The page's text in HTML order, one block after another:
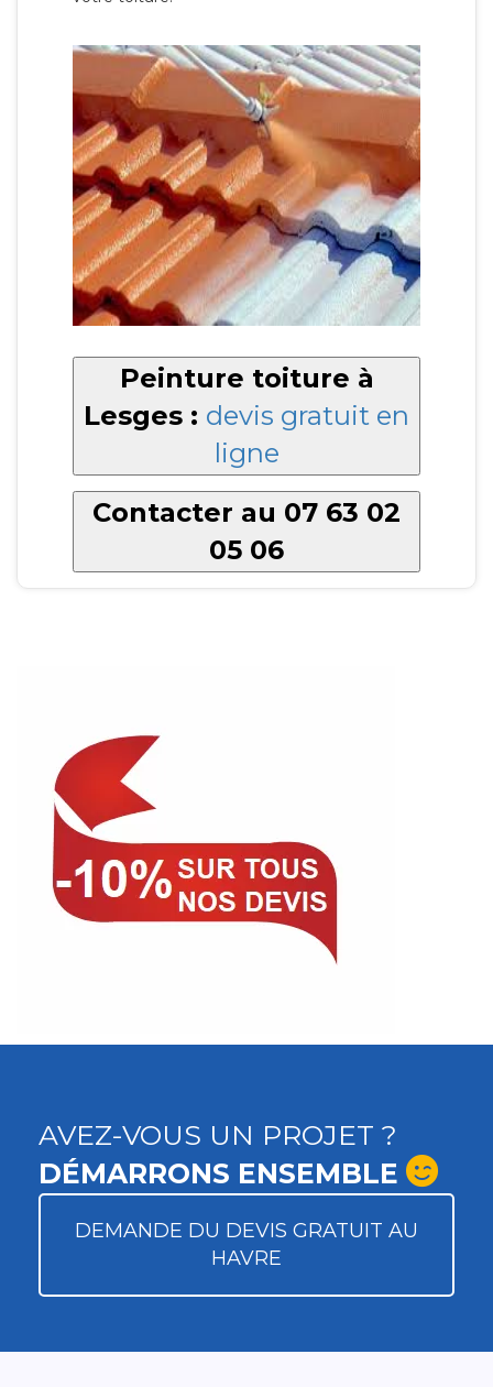
Peinture toiture à
Lesges : devis gratuit en
ligne
Contacter au 07 63 02
05 06
AVEZ-VOUS UN PROJET ?
DÉMARRONS ENSEMBLE
DEMANDE DU DEVIS GRATUIT AU
HAVRE